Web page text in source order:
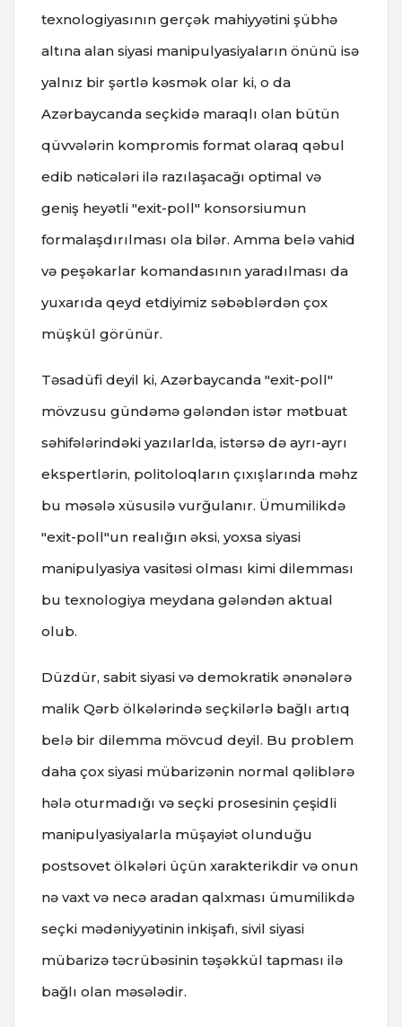
texnologiyasının gerçək mahiyyətini şübhə
altına alan siyasi manipulyasiyaların önünü isə
yalnız bir şərtlə kəsmək olar ki, o da
Azərbaycanda seçkidə maraqlı olan bütün
qüvvələrin kompromis format olaraq qəbul
edib nəticələri ilə razılaşacağı optimal və
geniş heyətli "exit-poll" konsorsiumun
formalaşdırılması ola bilər. Amma belə vahid
və peşəkarlar komandasının yaradılması da
yuxarıda qeyd etdiyimiz səbəblərdən çox
müşkül görünür.
Təsadüfi deyil ki, Azərbaycanda "exit-poll"
mövzusu gündəmə gələndən istər mətbuat
səhifələrindəki yazılarlda, istərsə də ayrı-ayrı
ekspertlərin, politoloqların çıxışlarında məhz
bu məsələ xüsusilə vurğulanır. Ümumilikdə
"exit-poll"un realığın əksi, yoxsa siyasi
manipulyasiya vasitəsi olması kimi dilemması
bu texnologiya meydana gələndən aktual
olub.
Düzdür, sabit siyasi və demokratik ənənələrə
malik Qərb ölkələrində seçkilərlə bağlı artıq
belə bir dilemma mövcud deyil. Bu problem
daha çox siyasi mübarizənin normal qəliblərə
hələ oturmadığı və seçki prosesinin çeşidli
manipulyasiyalarla müşayiət olunduğu
postsovet ölkələri üçün xarakterikdir və onun
nə vaxt və necə aradan qalxması ümumilikdə
seçki mədəniyyətinin inkişafı, sivil siyasi
mübarizə təcrübəsinin təşəkkül tapması ilə
bağlı olan məsələdir.